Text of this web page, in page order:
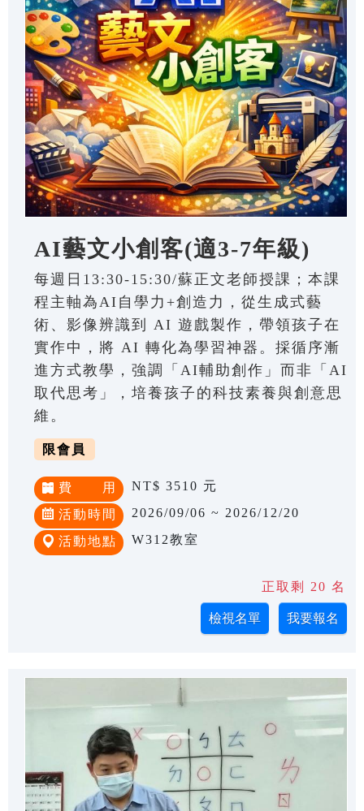
AI藝文小創客(適3-7年級)
每週日13:30-15:30/蘇正文老師授課；本課
程主軸為AI自學力+創造力，從生成式藝
術、影像辨識到 AI 遊戲製作，帶領孩子在
實作中，將 AI 轉化為學習神器。採循序漸
進方式教學，強調「AI輔助創作」而非「AI
取代思考」，培養孩子的科技素養與創意思
維。
限會員
費 用 NT$ 3510 元
活動時間 2026/09/06 ~ 2026/12/20
活動地點 W312教室
正取剩 20 名